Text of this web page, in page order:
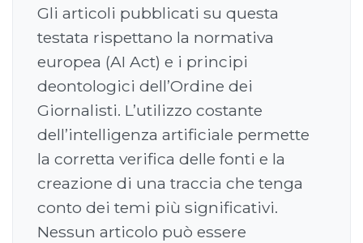
Gli articoli pubblicati su questa
testata rispettano la normativa
europea (AI Act) e i principi
deontologici dell’Ordine dei
Giornalisti. L’utilizzo costante
dell’intelligenza artificiale permette
la corretta verifica delle fonti e la
creazione di una traccia che tenga
conto dei temi più significativi.
Nessun articolo può essere